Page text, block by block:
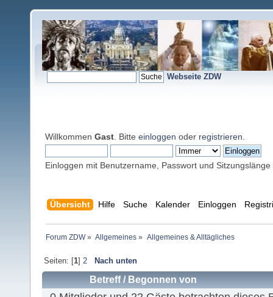
Webseite ZDW
Willkommen Gast . Bitte einloggen oder registrieren
Einloggen mit Benutzername, Passwort und Sitzungslänge
Übersicht Hilfe Suche Kalender Einloggen
Forum ZDW» Allgemeines » Allgemeines & Alltägliches
Seiten: [1] 2 Nach unten
Betreff/ Begonnen von